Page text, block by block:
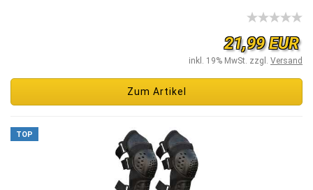
21,99 EUR
inkl. 19% MwSt. zzgl. Versand
Zum Artikel
TOP